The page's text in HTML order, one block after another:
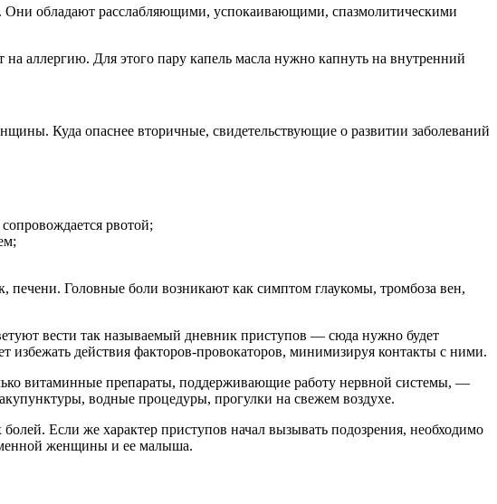
обладают расслабляющими, успокаивающими, спазмолитическими
аллергию. Для этого пару капель масла нужно капнуть на внутренний
Куда опаснее вторичные, свидетельствующие о развитии заболеваний
рвотой;
печени. Головные боли возникают как симптом глаукомы, тромбоза вен,
вести так называемый дневник приступов — сюда нужно будет
действия факторов-провокаторов, минимизируя контакты с ними.
витаминные препараты, поддерживающие работу нервной системы, —
водные процедуры, прогулки на свежем воздухе.
Если же характер приступов начал вызывать подозрения, необходимо
женщины и ее малыша.